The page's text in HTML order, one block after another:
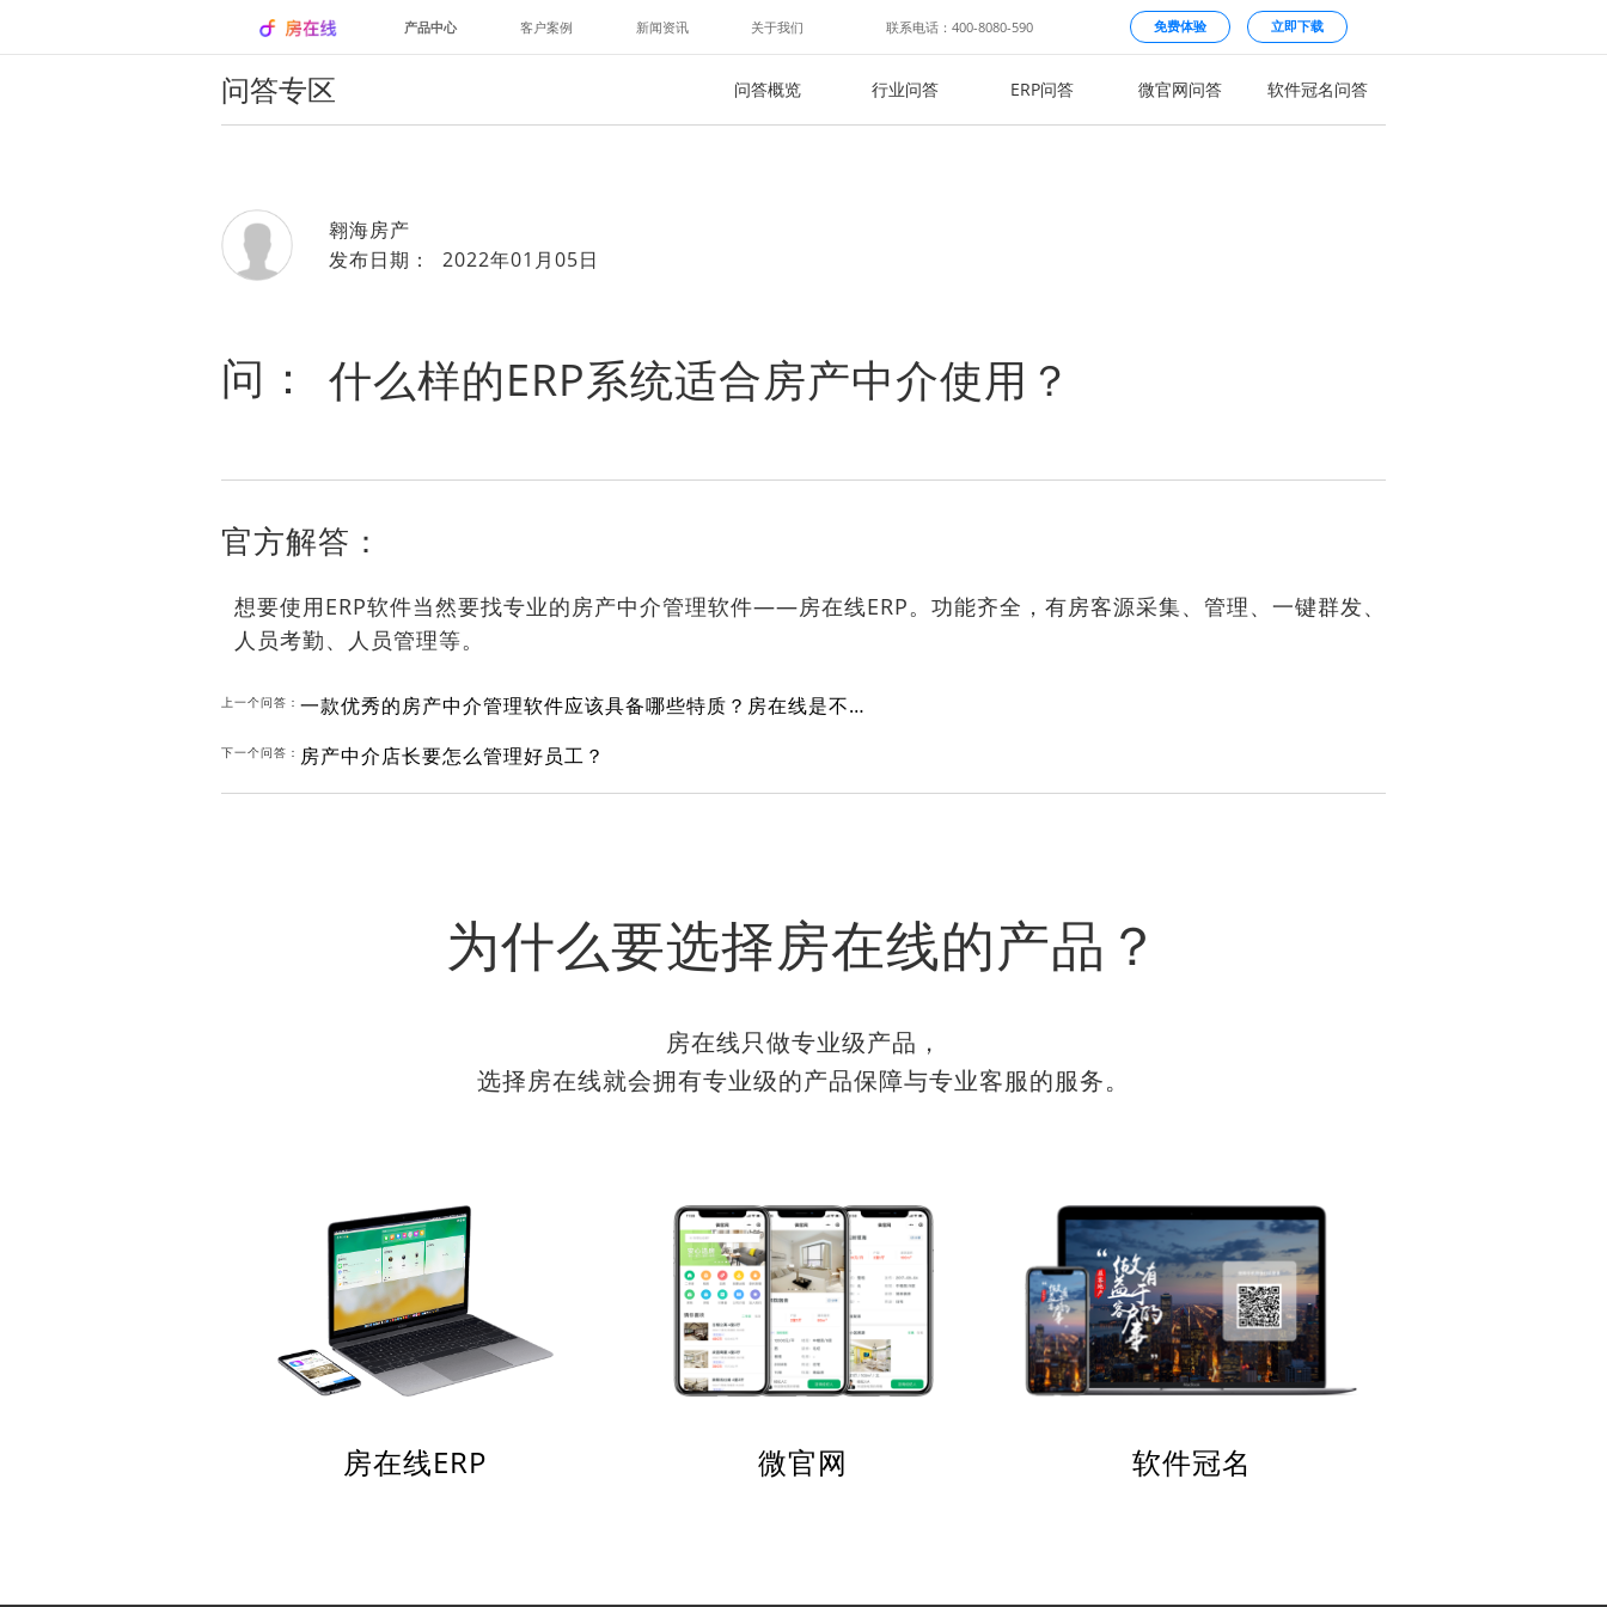
产品中心 客户案例 新闻资讯 关于我们 联系电话：400-8080-590 免费体验 立即下载
问答专区 问答概览 行业问答 ERP问答 微官网问答 软件冠名问答
翱海房产
发布日期： 2022年01月05日
问： 什么样的ERP系统适合房产中介使用？
官方解答：
想要使用ERP软件当然要找专业的房产中介管理软件——房在线ERP。功能齐全，有房客源采集、管理、一键群发、
人员考勤、人员管理等。
上一个问答： 一款优秀的房产中介管理软件应该具备哪些特质？房在线是不是呢？
下一个问答： 房产中介店长要怎么管理好员工？
为什么要选择房在线的产品？
房在线只做专业级产品，
选择房在线就会拥有专业级的产品保障与专业客服的服务。
房在线ERP 微官网 软件冠名